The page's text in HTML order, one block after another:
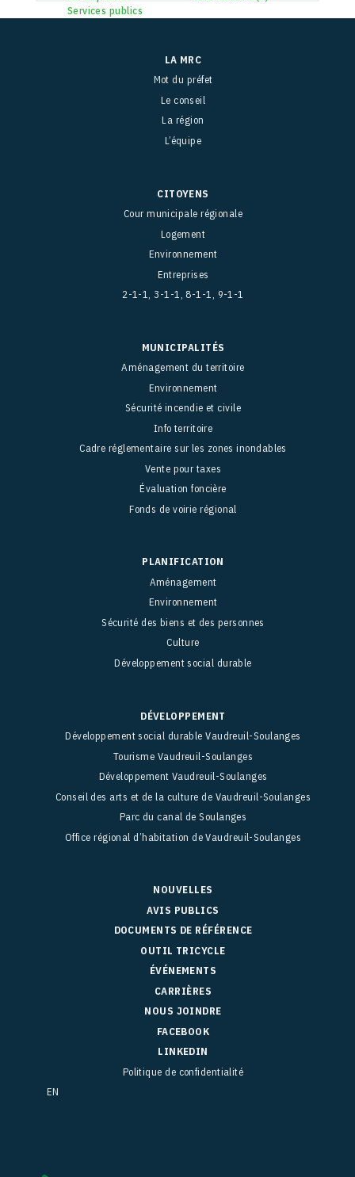
Services publics
LA MRC
Mot du préfet
Le conseil
La région
L’équipe
CITOYENS
Cour municipale régionale
Logement
Environnement
Entreprises
2-1-1, 3-1-1, 8-1-1, 9-1-1
MUNICIPALITÉS
Aménagement du territoire
Environnement
Sécurité incendie et civile
Info territoire
Cadre réglementaire sur les zones inondables
Vente pour taxes
Évaluation foncière
Fonds de voirie régional
PLANIFICATION
Aménagement
Environnement
Sécurité des biens et des personnes
Culture
Développement social durable
DÉVELOPPEMENT
Développement social durable Vaudreuil-Soulanges
Tourisme Vaudreuil-Soulanges
Développement Vaudreuil-Soulanges
Conseil des arts et de la culture de Vaudreuil-Soulanges
Parc du canal de Soulanges
Office régional d’habitation de Vaudreuil-Soulanges
NOUVELLES
AVIS PUBLICS
DOCUMENTS DE RÉFÉRENCE
OUTIL TRICYCLE
ÉVÉNEMENTS
CARRIÈRES
NOUS JOINDRE
FACEBOOK
LINKEDIN
Politique de confidentialité
EN